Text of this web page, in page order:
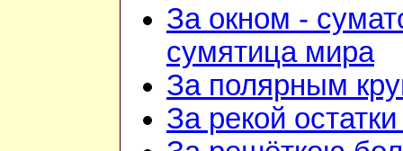
За окном -
сумятица мира
За полярным
За рекой